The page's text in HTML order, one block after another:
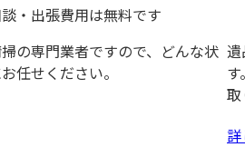
・出張費用は無料です
の専門業者ですので、どんな状
任せください。